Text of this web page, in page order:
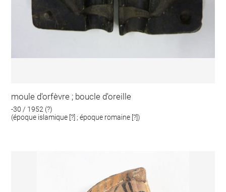
moule d'orfèvre ; boucle d'oreille
-30 / 1952 (?)
(époque islamique [?] ; époque romaine [?])